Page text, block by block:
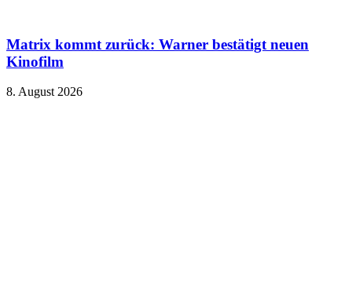
Matrix kommt zurück: Warner bestätigt neuen
Kinofilm
8. August 2026